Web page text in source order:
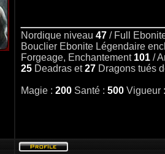
Nordique niveau 47 / Full
Bouclier Ebonite Légendaire
Forgeage, Enchantement 101 /
25 Deadras et27 Dragons tués
Magie : 200 Santé : 500 Vigueur